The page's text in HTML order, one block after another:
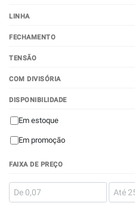
LINHA
FECHAMENTO
TENSÃO
COM DIVISÓRIA
DISPONIBILIDADE
Em estoque
Em promoção
FAIXA DE PREÇO